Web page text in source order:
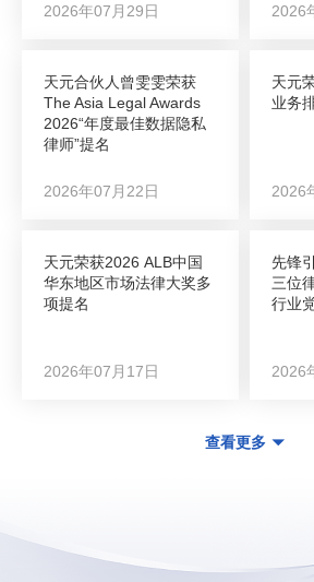
2026年07月29日 2026
天元合伙人曾雯雯荣获
The Asia Legal Awards
2026“年度最佳数据隐私
律师”提名
2026年07月22日
天元
业务
2026
天元荣获2026 ALB中国
华东地区市场法律大奖多
项提名
2026年07月17日
先锋
三位
行业
2026
查看更多